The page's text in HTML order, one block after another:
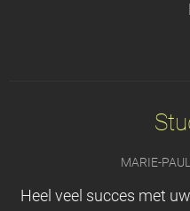
MARIE-PAUL
Heel veel succes met